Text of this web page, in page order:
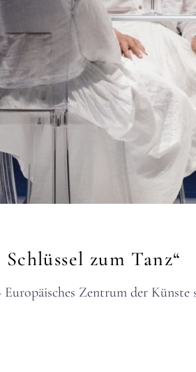
zum Tanz“
Zentrum der Künste